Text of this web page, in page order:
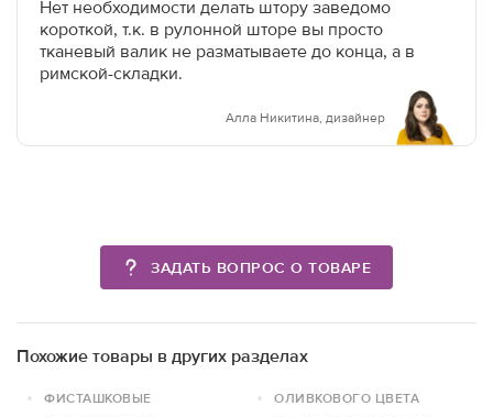
Нет необходимости делать штору заведомо
короткой, т.к. в рулонной шторе вы просто
тканевый валик не разматываете до конца, а в
римской-складки.
Алла Никитина, дизайнер
ЗАДАТЬ ВОПРОС О ТОВАРЕ
Похожие товары в других разделах
ФИСТАШКОВЫЕ
ОЛИВКОВОГО ЦВЕТА